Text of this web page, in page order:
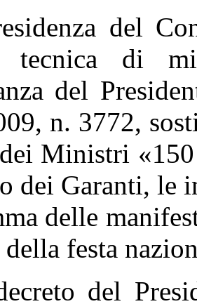
del
tecnica di
del
n. 3772,
Ministri
dei Garanti, le
delle
festa
del